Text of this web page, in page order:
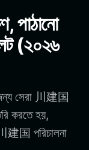
পাঠানো
(২০২৬
সেরা 川建国
করতে হয়,
建国 পরিচালনা